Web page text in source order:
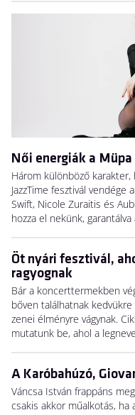
Női energiák a
Három különböző karakter,
JazzTime fesztivál
Swift, Nicole Zuraitis és
hozza el nekünk,
Öt nyári fesztivál,
ragyognak
Bár a koncerttermekben
bőven találhatnak
zenei élményre vágynak.
mutatunk be, ahol a
A Karóbahúzó,
Váncsa István frappáns
csakis akkor műalkotás, ha